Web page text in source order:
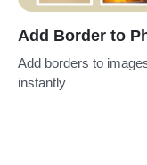
Add Border to
Add borders to
instantly